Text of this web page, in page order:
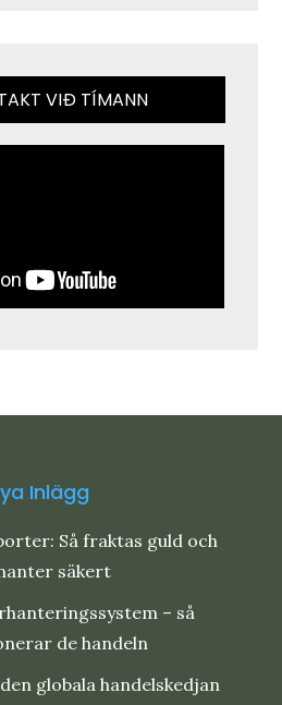
VIÐ TÍMANN
Inlägg
Så fraktas guld och
säkert
– så
de handeln
globala handelskedjan